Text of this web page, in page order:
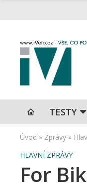
TESTY
Úvod » Zprávy »
HLAVNÍ ZPRÁVY
For